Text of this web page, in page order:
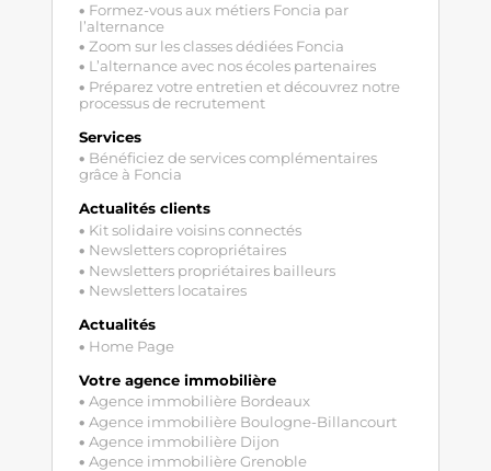
Formez-vous aux métiers Foncia par
l’alternance
Zoom sur les classes dédiées Foncia
L’alternance avec nos écoles partenaires
Préparez votre entretien et découvrez notre
processus de recrutement
Services
Bénéficiez de services complémentaires
grâce à Foncia
Actualités clients
Kit solidaire voisins connectés
Newsletters copropriétaires
Newsletters propriétaires bailleurs
Newsletters locataires
Actualités
Home Page
Votre agence immobilière
Agence immobilière Bordeaux
Agence immobilière Boulogne-Billancourt
Agence immobilière Dijon
Agence immobilière Grenoble